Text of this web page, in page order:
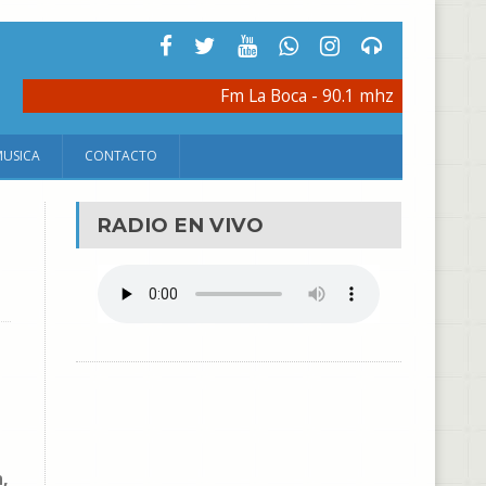
Fm La Boca - 90.1 mhz
CONTACTO
RADIO EN VIVO